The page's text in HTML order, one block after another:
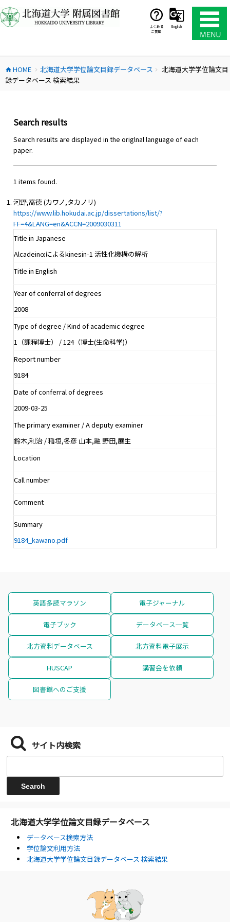
ン
テ
ス
キ
よくある
ご質問
English
home HOME chevron_right 北海道大学学位論文目録データベース chevron_right
北海道大学学位論文目
録データベース 検索結果
Search results
Search results are displayed in the origlnal language of each
paper.
1 items found.
河野,高德 (カワノ,タカノリ)
https://www.lib.hokudai.ac.jp/dissertations/list/?
FF=4&LANG=en&ACCN=2009030311
Title in Japanese
Alcadeinαによるkinesin-1 活性化機構の解析
Title in English
Year of conferral of degrees
2008
Type of degree / Kind of academic degree
1（課程博士） / 124（博士(生命科学)）
Report number
9184
Date of conferral of degrees
2009-03-25
The primary examiner / A deputy examiner
鈴木,利治 / 稲垣,冬彦 山本,融 野田,展生
Location
Call number
Comment
Summary
9184_kawano.pdf
英語多読マラソン 電子ジャーナル
電子ブック データベース一覧
北方資料データベース 北方資料電子展示
HUSCAP 講習会を依頼
図書館へのご支援
サイト内検索
北海道大学学位論文目録データベース
データベース検索方法
学位論文利用方法
北海道大学学位論文目録データベース 検索結果